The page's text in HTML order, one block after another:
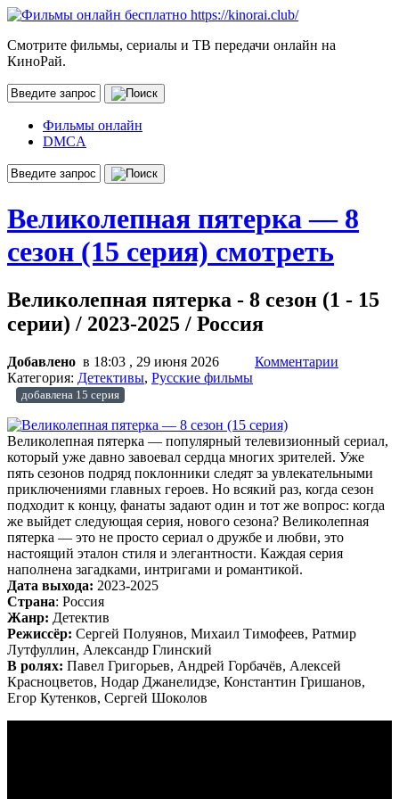
Смотрите фильмы, сериалы и ТВ передачи онлайн на
КиноРай.
Фильмы онлайн
DMCA
Великолепная пятерка — 8
сезон (15 серия) смотреть
Великолепная пятерка - 8 сезон (1 - 15
серии) / 2023-2025 / Россия
Добавлено в 18:03 , 29 июня 2026
Комментарии
Категория: Детективы, Русские фильмы
добавлена 15 серия
Великолепная пятерка — популярный телевизионный сериал,
который уже давно завоевал сердца многих зрителей. Уже
пять сезонов подряд поклонники следят за увлекательными
приключениями главных героев. Но всякий раз, когда сезон
подходит к концу, фанаты задают один и тот же вопрос: когда
же выйдет следующая серия, нового сезона? Великолепная
пятерка — это не просто сериал о дружбе и любви, это
настоящий эталон стиля и элегантности. Каждая серия
наполнена загадками, интригами и романтикой.
Дата выхода: 2023-2025
Страна: Россия
Жанр: Детектив
Режиссёр: Сергей Полуянов, Михаил Тимофеев, Ратмир
Лутфуллин, Александр Глинский
В ролях: Павел Григорьев, Андрей Горбачёв, Алексей
Красноцветов, Нодар Джанелидзе, Константин Гришанов,
Егор Кутенков, Сергей Шоколов